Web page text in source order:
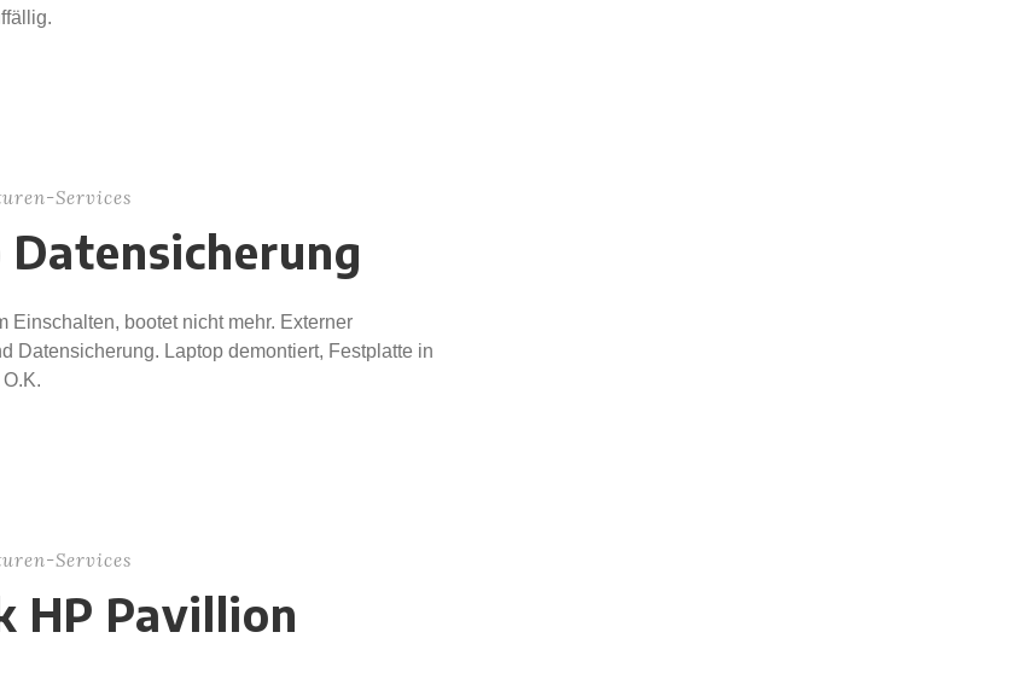
Services
Einschalten, bootet nicht mehr. Externer
Datensicherung. Laptop demontiert, Festplatte in
Services
HP Pavillion